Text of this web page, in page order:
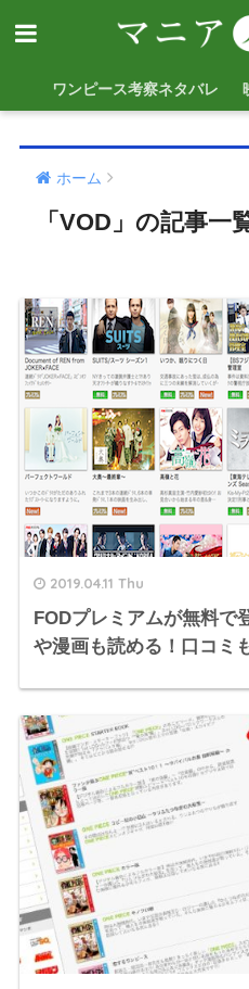
ワンピース考察ネタバレ
ホーム
「VOD」の記事一
2019.04.11 Thu
FODプレミアムが無料で
や漫画も読める！口コミも